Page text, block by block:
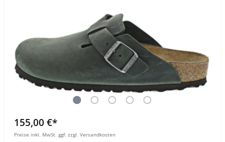
155,00 €*
Preise inkl. MwSt. ggf. zzgl. Versandkosten